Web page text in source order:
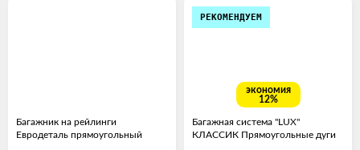
Багажник на рейлинги
Евродеталь прямоугольный
РЕКОМЕНДУЕМ
экономия
12%
Багажная система "LUX"
КЛАССИК Прямоугольные дуги